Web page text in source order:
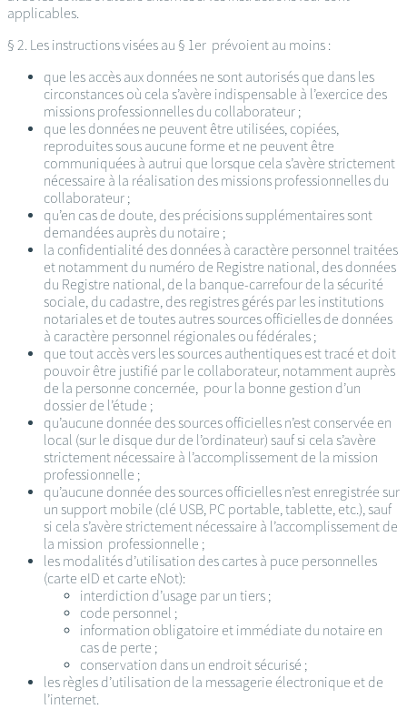
applicables.
§ 2. Les instructions visées au § 1er prévoient au moins :
que les accès aux données ne sont autorisés que dans les
circonstances où cela s’avère indispensable à l’exercice des
missions professionnelles du collaborateur ;
que les données ne peuvent être utilisées, copiées,
reproduites sous aucune forme et ne peuvent être
communiquées à autrui que lorsque cela s’avère strictement
nécessaire à la réalisation des missions professionnelles du
collaborateur ;
qu’en cas de doute, des précisions supplémentaires sont
demandées auprès du notaire ;
la confidentialité des données à caractère personnel traitées
et notamment du numéro de Registre national, des données
du Registre national, de la banque-carrefour de la sécurité
sociale, du cadastre, des registres gérés par les institutions
notariales et de toutes autres sources officielles de données
à caractère personnel régionales ou fédérales ;
que tout accès vers les sources authentiques est tracé et doit
pouvoir être justifié par le collaborateur, notamment auprès
de la personne concernée, pour la bonne gestion d’un
dossier de l’étude ;
qu’aucune donnée des sources officielles n’est conservée en
local (sur le disque dur de l’ordinateur) sauf si cela s’avère
strictement nécessaire à l’accomplissement de la mission
professionnelle ;
qu’aucune donnée des sources officielles n’est enregistrée sur
un support mobile (clé USB, PC portable, tablette, etc.), sauf
si cela s’avère strictement nécessaire à l’accomplissement de
la mission professionnelle ;
les modalités d’utilisation des cartes à puce personnelles
(carte eID et carte eNot):
interdiction d’usage par un tiers ;
code personnel ;
information obligatoire et immédiate du notaire en
cas de perte ;
conservation dans un endroit sécurisé ;
les règles d’utilisation de la messagerie électronique et de
l’internet.